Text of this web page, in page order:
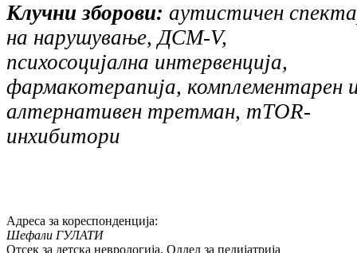
Клучни зборови: аутистичен
на нарушување, ДСМ-V,
психосоцијална интервенција,
фармакотерапија, комплементарен
алтернативен третман, mTOR-
инхибитори
Адреса за кореспонденција:
Шефали ГУЛАТИ
Отсек за детска неврологија, Оддел за педијатрија